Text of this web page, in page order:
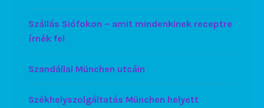
Szállás Siófokon – amit mindenkinek receptre
írnék fel
Szandállal München utcáin
Székhelyszolgáltatás München helyett